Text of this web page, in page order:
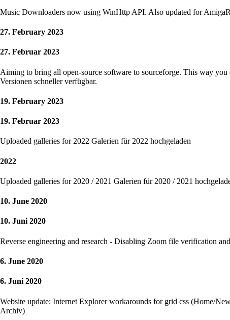
Music Downloaders now using WinHttp API. Also updated for
27. February 2023
27. Februar 2023
Aiming to bring all open-source software to sourceforge. This way you
Versionen schneller verfügbar.
19. February 2023
19. Februar 2023
Uploaded galleries for 2022 Galerien für 2022 hochgeladen
2022
Uploaded galleries for 2020 / 2021 Galerien für 2020 / 2021
10. June 2020
10. Juni 2020
Reverse engineering and research - Disabling Zoom file verification
6. June 2020
6. Juni 2020
Website update: Internet Explorer workarounds for grid css (Home/
Archiv)